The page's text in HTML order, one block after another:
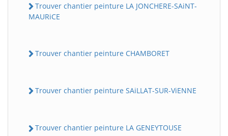
Trouver chantier peinture LA JONCHERE-SAiNT-
MAURiCE
Trouver chantier peinture CHAMBORET
Trouver chantier peinture SAiLLAT-SUR-ViENNE
Trouver chantier peinture LA GENEYTOUSE